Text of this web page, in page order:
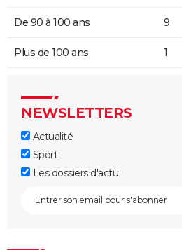
De 90 à 100 ans 9
Plus de 100 ans 1
NEWSLETTERS
Actualité
Sport
Les dossiers d'actu